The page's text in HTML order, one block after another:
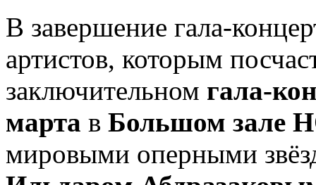
В завершение гала-
артистов, которым
заключительном гала-
марта в Большом зале
мировыми оперными